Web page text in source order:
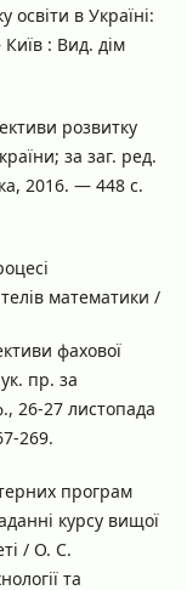
освіти в Україні:
Київ : Вид. дім
розвитку
за заг. ред.
2016. — 448 с.
математики /
фахової
пр. за
26-27 листопада
269.
програм
курсу вищої
/ О. С.
та